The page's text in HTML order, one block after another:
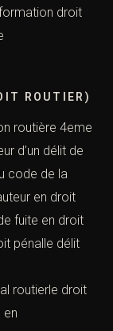
droit
ROUTIER)
routière 4eme
d’un délit de
code de la
en droit
fuite en droit
pénalle délit
routierle droit
en